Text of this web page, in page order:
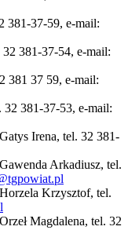
381-37-59, e-mail:
381-37-54, e-mail:
381 37 59, e-mail:
32 381-37-53, e-mail:
Irena, tel. 32 381-
Arkadiusz, tel.
Krzysztof, tel.
Magdalena, tel. 32